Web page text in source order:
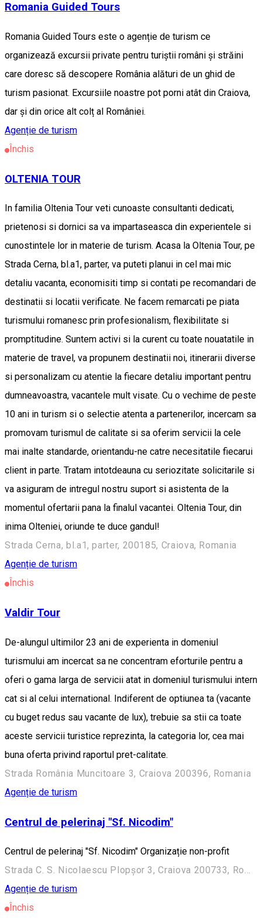
Romania Guided Tours
Romania Guided Tours este o agenție de turism ce
organizează excursii private pentru turiștii români și străini
care doresc să descopere România alături de un ghid de
turism pasionat. Excursiile noastre pot porni atât din Craiova,
dar și din orice alt colț al României.
Agenție de turism
Închis
OLTENIA TOUR
In familia Oltenia Tour veti cunoaste consultanti dedicati,
prietenosi si dornici sa va impartaseasca din experientele si
cunostintele lor in materie de turism. Acasa la Oltenia Tour, pe
Strada Cerna, bl.a1, parter, va puteti planui in cel mai mic
detaliu vacanta, economisiti timp si contati pe recomandari de
destinatii si locatii verificate. Ne facem remarcati pe piata
turismului romanesc prin profesionalism, flexibilitate si
promptitudine. Suntem activi si la curent cu toate nouatatile in
materie de travel, va propunem destinatii noi, itinerarii diverse
si personalizam cu atentie la fiecare detaliu important pentru
dumneavoastra, vacantele mult visate. Cu o vechime de peste
10 ani in turism si o selectie atenta a partenerilor, incercam sa
promovam turismul de calitate si sa oferim servicii la cele
mai inalte standarde, orientandu-ne catre necesitatile fiecarui
client in parte. Tratam intotdeauna cu seriozitate solicitarile si
va asiguram de intregul nostru suport si asistenta de la
momentul ofertarii pana la finalul vacantei. Oltenia Tour, din
inima Olteniei, oriunde te duce gandul!
Strada Cerna, bl.a1, parter, 200185, Craiova, Romania
Agenție de turism
Închis
Valdir Tour
De-alungul ultimilor 23 ani de experienta in domeniul
turismului am incercat sa ne concentram eforturile pentru a
oferi o gama larga de servicii atat in domeniul turismului intern
cat si al celui international. Indiferent de optiunea ta (vacante
cu buget redus sau vacante de lux), trebuie sa stii ca toate
aceste servicii turistice reprezinta, la categori­a lor, cea mai
buna oferta privind raportul pret-calitate.
Strada România Muncitoare 3, Craiova 200396, Romania
Agenție de turism
Centrul de pelerinaj "Sf. Nicodim"
Centrul de pelerinaj "Sf. Nicodim" Organizație non-profit
Strada C. S. Nicolaescu Plopșor 3, Craiova 200733, Romania
Agenție de turism
Închis